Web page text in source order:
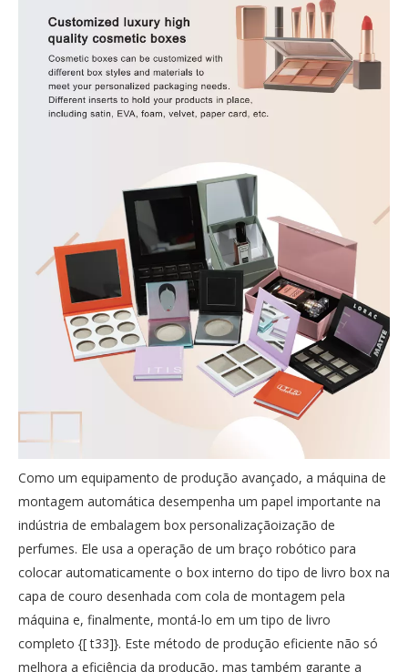
Como um equipamento de produção avançado, a máquina de
montagem automática desempenha um papel importante na
indústria de embalagem box personalizaçãoização de
perfumes. Ele usa a operação de um braço robótico para
colocar automaticamente o box interno do tipo de livro box na
capa de couro desenhada com cola de montagem pela
máquina e, finalmente, montá-lo em um tipo de livro
completo {[ t33]}. Este método de produção eficiente não só
melhora a eficiência da produção, mas também garante a